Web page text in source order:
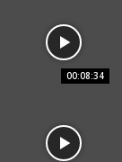
00:08:34